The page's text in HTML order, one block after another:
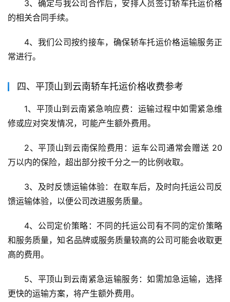
3、确定与我公司合作后，安排人员签订轿车托运价格
的相关合同手续。
4、我们公司按约接车，确保轿车托运价格运输服务正
常进行。
四、平顶山到云南轿车托运价格收费参考
1、平顶山到云南紧急响应费：运输过程中如需紧急维
修或应对突发情况，可能产生额外费用。
2、平顶山到云南保险费用：运车公司通常会赠送 20
万以内的保险，超出部分按千分之一的比例收取。
3、及时反馈运输体验：在取车后，及时向托运公司反
馈运输体验，以便公司改进服务质量。
4、公司定价策略：不同的托运公司有不同的定价策略
和服务质量，知名品牌或服务质量较高的公司可能会收取更
高的费用。
5、平顶山到云南紧急运输服务：如需加急运输，选择
更快的运输方案，将产生额外费用。